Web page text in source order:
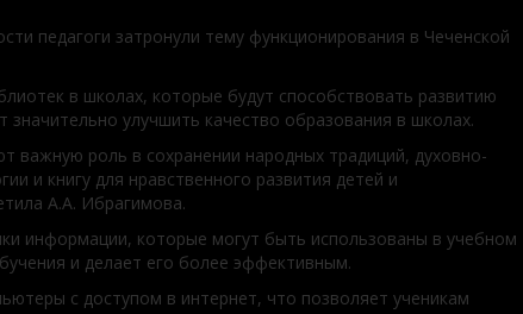
педагоги затронули тему функционирования в Чеченской
в школах, которые будут способствовать развитию
улучшить качество образования в школах.
важную роль в сохранении народных традиций, духовно-
и книгу для нравственного развития детей и
А.А. Ибрагимова.
информации, которые могут быть использованы в учебном
и делает его более эффективным.
с доступом в интернет, что позволяет ученикам